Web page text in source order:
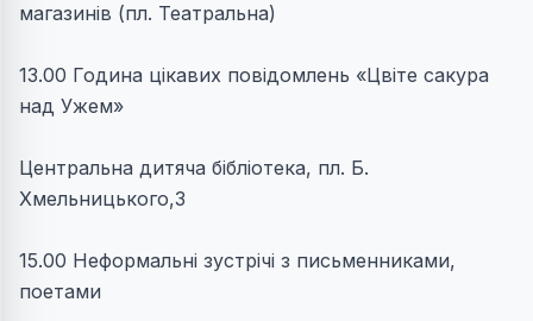
магазинів (пл. Театральна)
13.00 Година цікавих повідомлень «Цвіте сакура
над Ужем»
Центральна дитяча бібліотека, пл. Б.
Хмельницького,3
15.00 Неформальні зустрічі з письменниками,
поетами